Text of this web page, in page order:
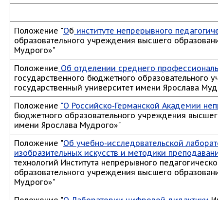
Положение "Об институте непрерывного
образовательного учреждения высшего
Мудрого»"
Положение Об отделении среднего
государственного бюджетного
государственный университет имени Ярослава
Положение "О Российско-Германской Академии
бюджетного образовательного учреждения
имени Ярослава Мудрого»"
Положение "Об учебно-исследовательской
изобразительных искусств и методики
технологий Института непрерывного
образовательного учреждения высшего
Мудрого»"